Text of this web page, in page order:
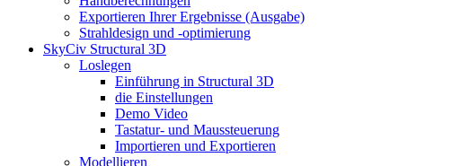
Exportieren Ihrer Ergebnisse (Ausgabe)
Strahldesign und -optimierung
SkyCiv Structural 3D
Loslegen
Einführung in Structural 3D
die Einstellungen
Demo Video
Tastatur- und Maussteuerung
Importieren und Exportieren
Modellieren